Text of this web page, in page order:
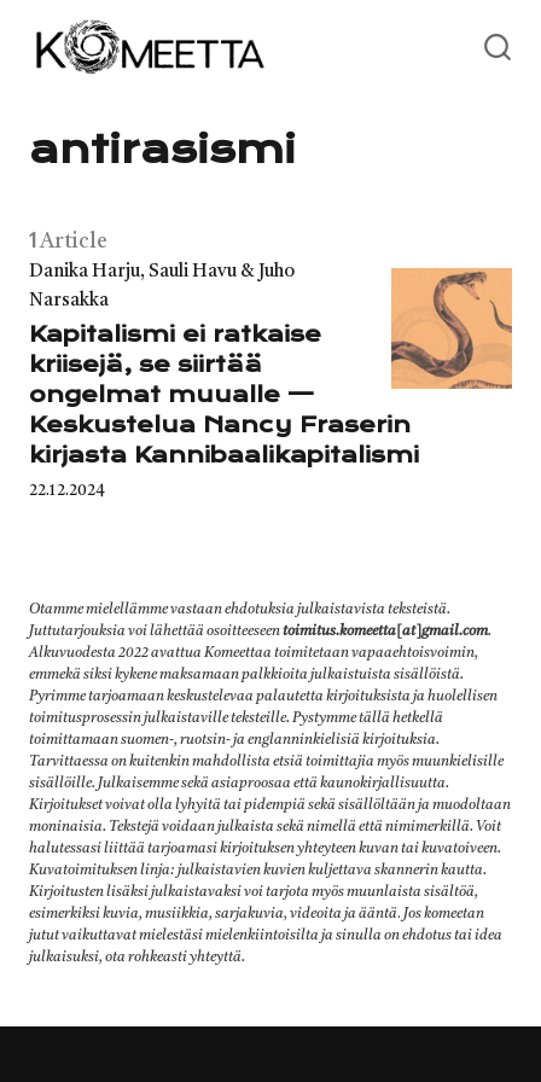
antirasismi
1Article
Category
Danika Harju, Sauli Havu & Juho
Narsakka
Kapitalismi ei ratkaise
kriisejä, se siirtää
ongelmat muualle —
Keskustelua Nancy Fraserin
kirjasta Kannibaalikapitalismi
Published
22.12.2024
Otamme mielellämme vastaan ehdotuksia julkaistavista teksteistä.
Juttutarjouksia voi lähettää osoitteeseentoimitus.komeetta[at]gmail.com.
Alkuvuodesta 2022 avattua Komeettaa toimitetaan vapaaehtoisvoimin,
emmekä siksi kykene maksamaan palkkioita julkaistuista sisällöistä.
Pyrimme tarjoamaan keskustelevaa palautetta kirjoituksista ja huolellisen
toimitusprosessin julkaistaville teksteille. Pystymme tällä hetkellä
toimittamaan suomen-, ruotsin- ja englanninkielisiä kirjoituksia.
Tarvittaessa on kuitenkin mahdollista etsiä toimittajia myös muunkielisille
sisällöille. Julkaisemme sekä asiaproosaa että kaunokirjallisuutta.
Kirjoitukset voivat olla lyhyitä tai pidempiä sekä sisällöltään ja muodoltaan
moninaisia. Tekstejä voidaan julkaista sekä nimellä että nimimerkillä. Voit
halutessasi liittää tarjoamasi kirjoituksen yhteyteen kuvan tai kuvatoiveen.
Kuvatoimituksen linja: julkaistavien kuvien kuljettava skannerin kautta.
Kirjoitusten lisäksi julkaistavaksi voi tarjota myös muunlaista sisältöä,
esimerkiksi kuvia, musiikkia, sarjakuvia, videoita ja ääntä. Jos komeetan
jutut vaikuttavat mielestäsi mielenkiintoisilta ja sinulla on ehdotus tai idea
julkaisuksi, ota rohkeasti yhteyttä.